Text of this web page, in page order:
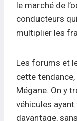
le marché de
conducteurs
multiplier les
Les forums et
cette
Mégane. On y
véhicules
davantage,